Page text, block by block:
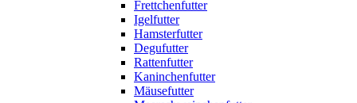
Frettchenfutter
Igelfutter
Hamsterfutter
Degufutter
Rattenfutter
Kaninchenfutter
Mäusefutter